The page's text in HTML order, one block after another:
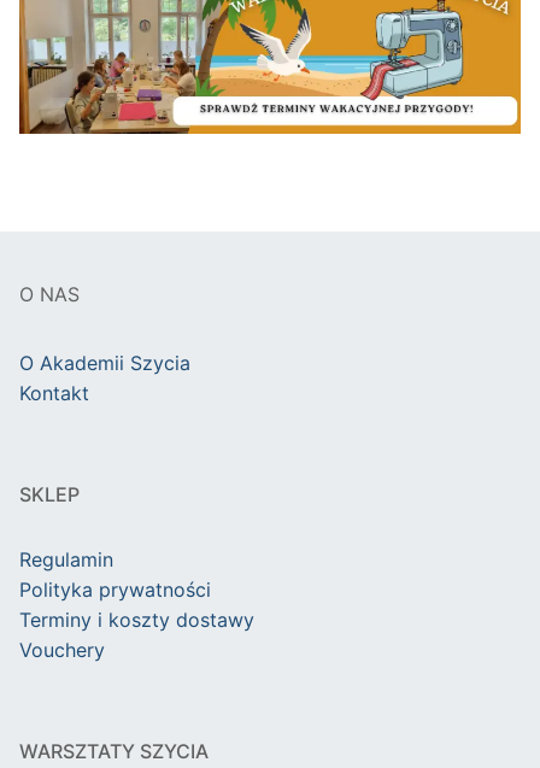
O NAS
O Akademii Szycia
Kontakt
SKLEP
Regulamin
Polityka prywatności
Terminy i koszty dostawy
Vouchery
WARSZTATY SZYCIA